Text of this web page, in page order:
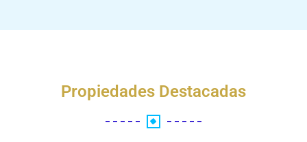
Propiedades Destacadas